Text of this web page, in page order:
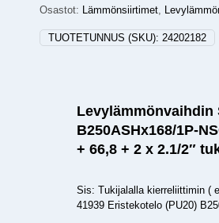
Osastot: Lämmönsiirtimet,
TUOTETUNNUS (SKU): 24202182
Levylämmönvaihdin
B250ASHx168/1P-
+ 66,8 + 2 x 2.1/2″
Sis: Tukijalalla kierreliittimin (
41939 Eristekotelo (PU20)